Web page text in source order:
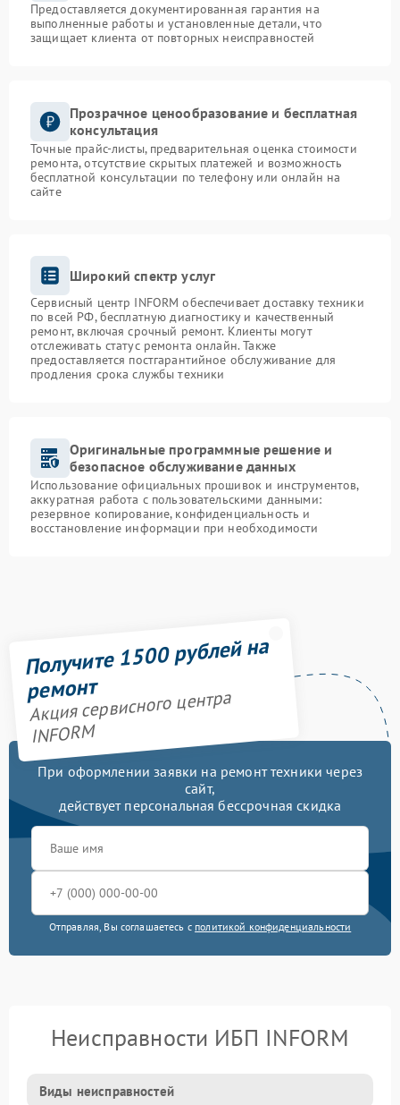
Предоставляется документированная гарантия на
выполненные работы и установленные детали, что
защищает клиента от повторных неисправностей
Прозрачное ценообразование и бесплатная
консультация
Точные прайс-листы, предварительная оценка стоимости
ремонта, отсутствие скрытых платежей и возможность
бесплатной консультации по телефону или онлайн на
сайте
Широкий спектр услуг
Сервисный центр INFORM обеспечивает доставку техники
по всей РФ, бесплатную диагностику и качественный
ремонт, включая срочный ремонт. Клиенты могут
отслеживать статус ремонта онлайн. Также
предоставляется постгарантийное обслуживание для
продления срока службы техники
Оригинальные программные решение и
безопасное обслуживание данных
Использование официальных прошивок и инструментов,
аккуратная работа с пользовательскими данными:
резервное копирование, конфиденциальность и
восстановление информации при необходимости
Получите 1500 рублей на
ремонт
Акция сервисного центра
INFORM
При оформлении заявки на ремонт техники через
сайт,
действует персональная бессрочная скидка
Отправляя, Вы соглашаетесь с политикой конфиденциальности
Неисправности ИБП INFORM
Виды неисправностей